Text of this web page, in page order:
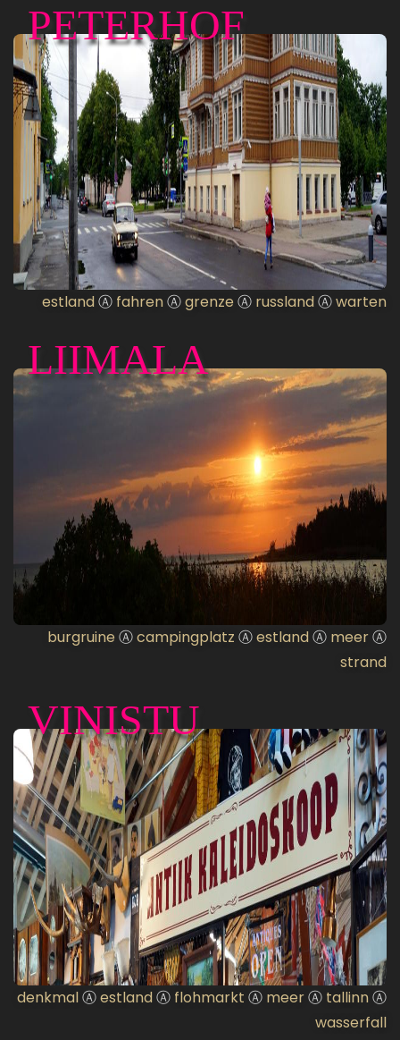
PETERHOF
estlandⒶ fahrenⒶgrenze Ⓐ russlandⒶwarten
LIIMALA
burgruine Ⓐcampingplatz ⒶestlandⒶ meerⒶ
strand
VINISTU
denkmalⒶestlandⒶ flohmarkt Ⓐ meerⒶ tallinnⒶ
wasserfall